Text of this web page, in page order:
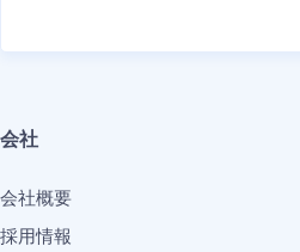
会社
会社概要
採用情報